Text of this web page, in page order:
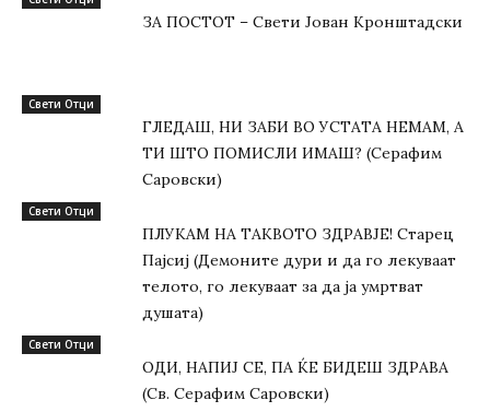
ЗА ПОСТОТ – Свети Јован Кронштадски
Свети Отци
ГЛЕДАШ, НИ ЗАБИ ВО УСТАТА НЕМАМ, А
ТИ ШТО ПОМИСЛИ ИМАШ? (Серафим
Саровски)
Свети Отци
ПЛУКАМ НА ТАКВОТО ЗДРАВЈЕ! Старец
Пајсиј (Демоните дури и да го лекуваат
телото, го лекуваат за да ја умртват
душата)
Свети Отци
ОДИ, НАПИЈ СЕ, ПА ЌЕ БИДЕШ ЗДРАВА
(Св. Серафим Саровски)